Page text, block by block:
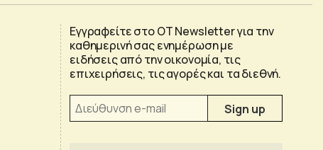
Εγγραφείτε στο OT Newsletter για την
καθημερινή σας ενημέρωση με
ειδήσεις από την οικονομία, τις
επιχειρήσεις, τις αγορές και τα διεθνή.